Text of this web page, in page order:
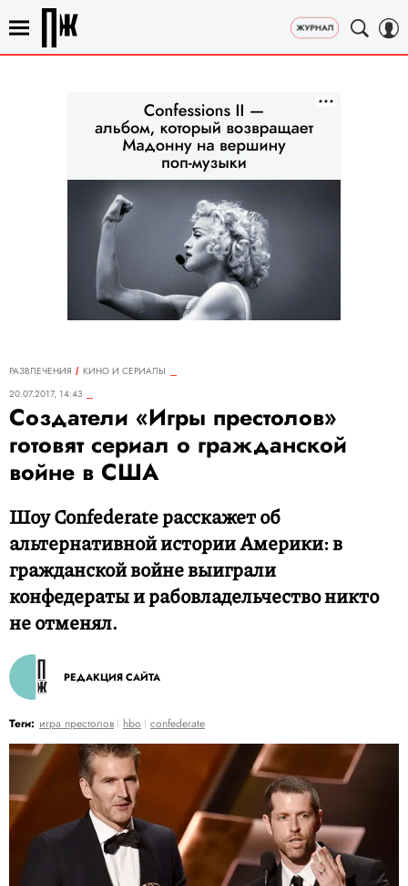
РАЗВЛЕЧЕНИЯ
КИНО И СЕРИАЛЫ
20.07.2017, 14:43
Создатели «Игры престолов»
готовят сериал о гражданской
войне в США
Шоу Confederate расскажет об
альтернативной истории Америки: в
гражданской войне выиграли
конфедераты и рабовладельчество никто
не отменял.
РЕДАКЦИЯ САЙТА
Теги: игра престолов hbo confederate